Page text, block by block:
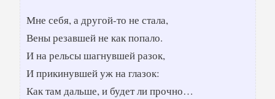
Мне себя, а другой-то не стала,
Вены резавшей не как попало.
И на рельсы шагнувшей разок,
И прикинувшей уж на глазок:
Как там дальше, и будет ли прочно…